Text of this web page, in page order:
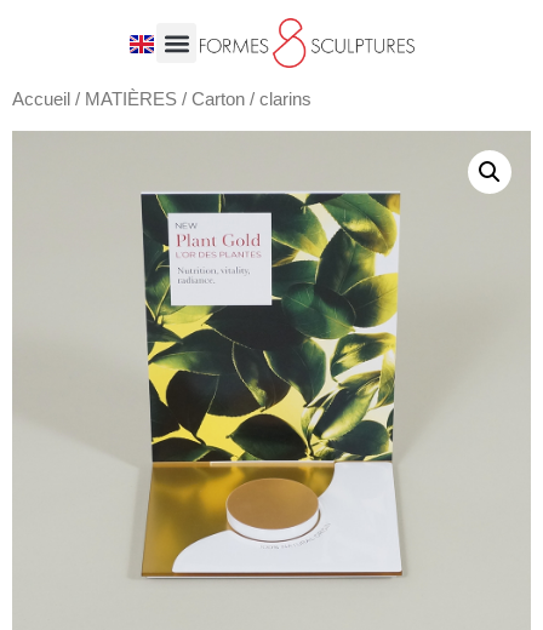
Accueil / MATIÈRES / Carton / clarins